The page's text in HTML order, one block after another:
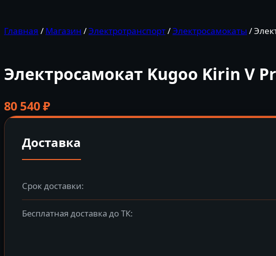
Главная / Магазин /Электротранспорт/Электросамокаты /
Электросамокат Kugoo Kirin V
80 540₽
Доставка
Срок доставки:
Бесплатная доставка до ТК: